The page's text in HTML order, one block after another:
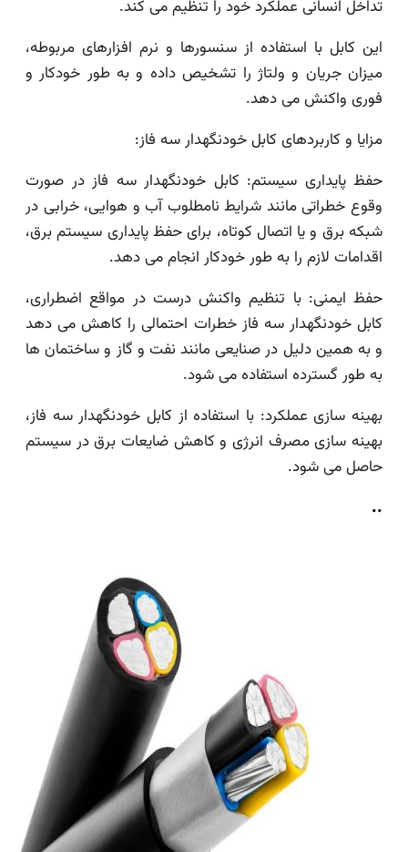
تداخل انسانی عملکرد خود را تنظیم می کند.
این کابل با استفاده از سنسورها و نرم افزارهای مربوطه،
میزان جریان و ولتاژ را تشخیص داده و به طور خودکار و
فوری واکنش می دهد.
مزایا و کاربردهای کابل خودنگهدار سه فاز:
حفظ پایداری سیستم: کابل خودنگهدار سه فاز در صورت
وقوع خطراتی مانند شرایط نامطلوب آب و هوایی، خرابی در
شبکه برق و یا اتصال کوتاه، برای حفظ پایداری سیستم برق،
اقدامات لازم را به طور خودکار انجام می دهد.
حفظ ایمنی: با تنظیم واکنش درست در مواقع اضطراری،
کابل خودنگهدار سه فاز خطرات احتمالی را کاهش می دهد
و به همین دلیل در صنایعی مانند نفت و گاز و ساختمان ها
به طور گسترده استفاده می شود.
بهینه سازی عملکرد: با استفاده از کابل خودنگهدار سه فاز،
بهینه سازی مصرف انرژی و کاهش ضایعات برق در سیستم
حاصل می شود.